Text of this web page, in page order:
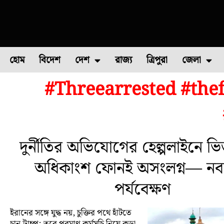
হোম বিদেশ দেশ
ফুল চাষ ফল চাষ মাছ চাষ পোল্ট্রি
রাজ্য ত্রিপুরা জেলা
উত্তর ২৪
#Threearrested
দুর্নীতির অভিযোগের হেল্পলাইনে
অধিকাংশ ফোনই অসংলগ্ন—
পর্যবেক্ষণ
ইরানের সঙ্গে যুদ্ধ নয়, চুক্তির পথে হাঁটতে